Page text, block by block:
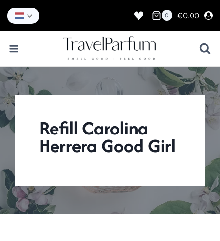
naar
inhoud
0 €0.00
Refill Carolina
Herrera Good Girl